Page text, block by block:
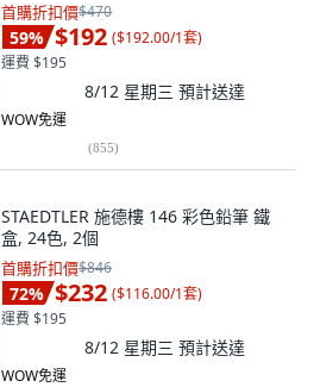
首購折扣價$470
59% $192 ($192.00/1套)
運費 $195
8/12 星期三 預計送達
WOW免運
(855)
STAEDTLER 施德樓 146 彩色鉛筆 鐵
盒, 24色, 2個
首購折扣價$846
72% $232 ($116.00/1套)
運費 $195
8/12 星期三 預計送達
WOW免運